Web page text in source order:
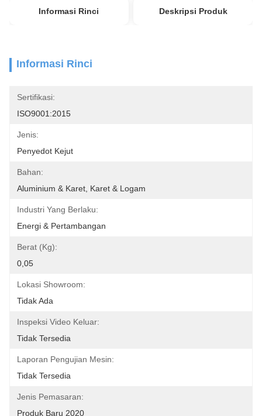
Informasi Rinci Deskripsi Produk
Informasi Rinci
Sertifikasi:
ISO9001:2015
Jenis:
Penyedot Kejut
Bahan:
Aluminium & Karet, Karet & Logam
Industri Yang Berlaku:
Energi & Pertambangan
Berat (Kg):
0,05
Lokasi Showroom:
Tidak Ada
Inspeksi Video Keluar:
Tidak Tersedia
Laporan Pengujian Mesin:
Tidak Tersedia
Jenis Pemasaran:
Produk Baru 2020